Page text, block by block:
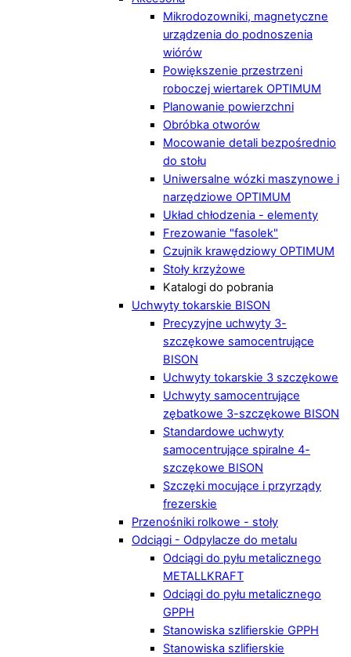
Mikrodozowniki, magnetyczne
urządzenia do podnoszenia
wiórów
Powiększenie przestrzeni
roboczej wiertarek OPTIMUM
Planowanie powierzchni
Obróbka otworów
Mocowanie detali bezpośrednio
do stołu
Uniwersalne wózki maszynowe i
narzędziowe OPTIMUM
Układ chłodzenia - elementy
Frezowanie "fasolek"
Czujnik krawędziowy OPTIMUM
Stoły krzyżowe
Katalogi do pobrania
Uchwyty tokarskie BISON
Precyzyjne uchwyty 3-
szczękowe samocentrujące
BISON
Uchwyty tokarskie 3 szczękowe
Uchwyty samocentrujące
zębatkowe 3-szczękowe BISON
Standardowe uchwyty
samocentrujące spiralne 4-
szczękowe BISON
Szczęki mocujące i przyrządy
frezerskie
Przenośniki rolkowe - stoły
Odciągi - Odpylacze do metalu
Odciągi do pyłu metalicznego
METALLKRAFT
Odciągi do pyłu metalicznego
GPPH
Stanowiska szlifierskie GPPH
Stanowiska szlifierskie